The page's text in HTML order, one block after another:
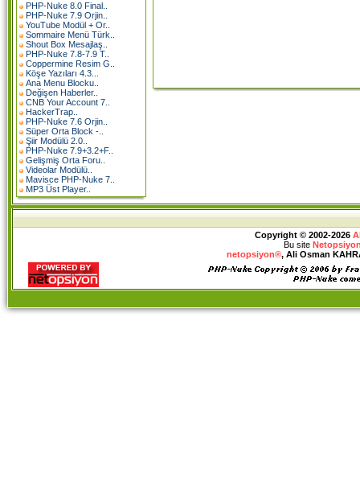
PHP-Nuke 8.0 Final..
PHP-Nuke 7.9 Orjin..
YouTube Modül + Or..
Sommaire Menü Türk..
Shout Box Mesajlaş..
PHP-Nuke 7.8-7.9 T..
Coppermine Resim G..
Köşe Yazıları 4.3...
Ana Menu Blocku..
Değişen Haberler..
CNB Your Account 7..
HackerTrap..
PHP-Nuke 7.6 Orjin..
Süper Orta Block -..
Şiir Modülü 2.0..
PHP-Nuke 7.9+3.2+F..
Gelişmiş Orta Foru..
Videolar Modülü..
Mavisce PHP-Nuke 7..
MP3 Üst Player..
Copyright © 2002-2026
Bu site
netopsiyon®, Ali Osman